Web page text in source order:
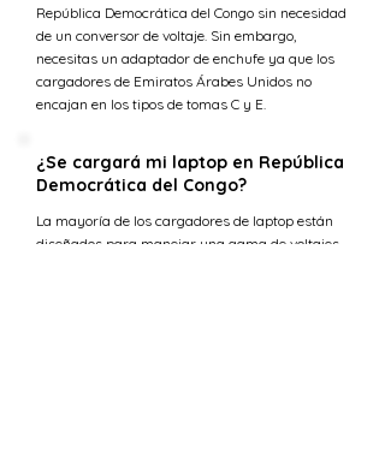
República Democrática del Congo sin necesidad
de un conversor de voltaje. Sin embargo,
necesitas un adaptador de enchufe ya que los
cargadores de Emiratos Árabes Unidos no
encajan en los tipos de tomas C y E.
¿Se cargará mi laptop en República
Democrática del Congo?
La mayoría de los cargadores de laptop están
diseñados para manejar una gama de voltajes